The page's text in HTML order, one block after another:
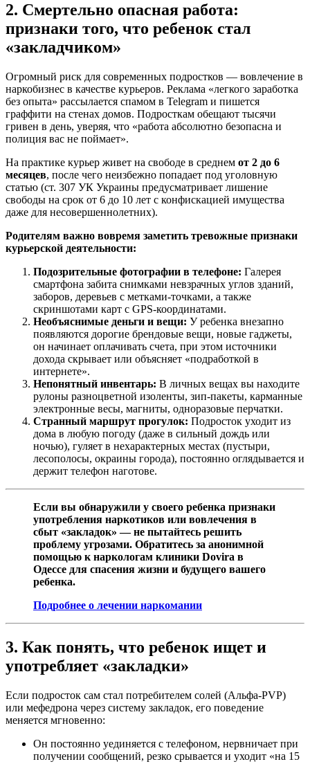
2. Смертельно опасная работа:
признаки того, что ребенок стал
«закладчиком»
Огромный риск для современных подростков — вовлечение в
наркобизнес в качестве курьеров. Реклама «легкого заработка
без опыта» рассылается спамом в Telegram и пишется
граффити на стенах домов. Подросткам обещают тысячи
гривен в день, уверяя, что «работа абсолютно безопасна и
полиция вас не поймает».
На практике курьер живет на свободе в среднем от 2 до 6
месяцев, после чего неизбежно попадает под уголовную
статью (ст. 307 УК Украины предусматривает лишение
свободы на срок от 6 до 10 лет с конфискацией имущества
даже для несовершеннолетних).
Родителям важно вовремя заметить тревожные признаки
курьерской деятельности:
Подозрительные фотографии в телефоне: Галерея
смартфона забита снимками невзрачных углов зданий,
заборов, деревьев с метками-точками, а также
скриншотами карт с GPS-координатами.
Необъяснимые деньги и вещи: У ребенка внезапно
появляются дорогие брендовые вещи, новые гаджеты,
он начинает оплачивать счета, при этом источники
дохода скрывает или объясняет «подработкой в
интернете».
Непонятный инвентарь: В личных вещах вы находите
рулоны разноцветной изоленты, зип-пакеты, карманные
электронные весы, магниты, одноразовые перчатки.
Странный маршрут прогулок: Подросток уходит из
дома в любую погоду (даже в сильный дождь или
ночью), гуляет в нехарактерных местах (пустыри,
лесополосы, окраины города), постоянно оглядывается и
держит телефон наготове.
Если вы обнаружили у своего ребенка признаки
употребления наркотиков или вовлечения в
сбыт «закладок» — не пытайтесь решить
проблему угрозами. Обратитесь за анонимной
помощью к наркологам клиники Dovira в
Одессе для спасения жизни и будущего вашего
ребенка.
Подробнее о лечении наркомании
3. Как понять, что ребенок ищет и
употребляет «закладки»
Если подросток сам стал потребителем солей (Альфа-PVP)
или мефедрона через систему закладок, его поведение
меняется мгновенно:
Он постоянно уединяется с телефоном, нервничает при
получении сообщений, резко срывается и уходит «на 15